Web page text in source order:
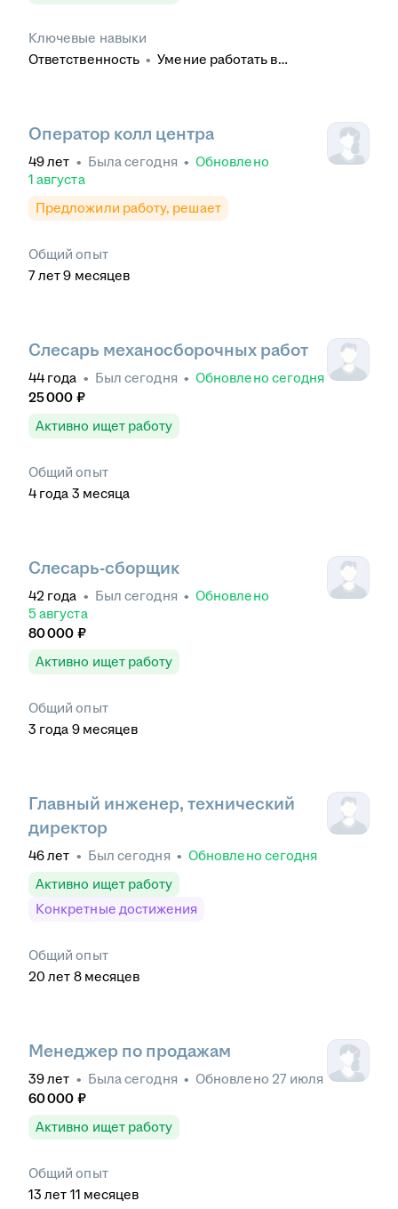
Ключевые навыки
Ответственность • Умение работать в
Оператор колл центра
49лет • Быласегодня • Обновлено
1 августа
Предложили работу, решает
Общий опыт
7лет 9 месяцев
Слесарь механосборочных работ
44 года • Был сегодня • Обновлено сегодня
25 000 ₽
Активно ищет работу
Общий опыт
4 года 3 месяца
Слесарь-сборщик
42 года • Был сегодня • Обновлено
5 августа
80 000 ₽
Активно ищет работу
Общий опыт
3 года 9 месяцев
Главный инженер, технический
директор
46лет • Был сегодня • Обновлено сегодня
Активно ищет работу
Конкретные достижения
Общий опыт
20 лет 8 месяцев
Менеджер по продажам
39лет • Быласегодня • Обновлено 27 июля
60 000 ₽
Активно ищет работу
Общий опыт
13 лет 11 месяцев